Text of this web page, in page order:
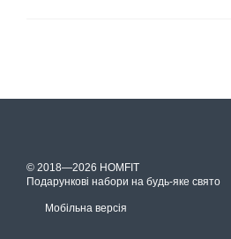
© 2018—2026 HOMFIT
Подарункові набори на будь-яке свято
Мобільна версія